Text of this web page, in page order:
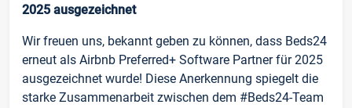
2025 ausgezeichnet
Wir freuen uns, bekannt geben zu können, dass Beds24
erneut als Airbnb Preferred+ Software Partner für 2025
ausgezeichnet wurde! Diese Anerkennung spiegelt die
starke Zusammenarbeit zwischen dem #Beds24-Team